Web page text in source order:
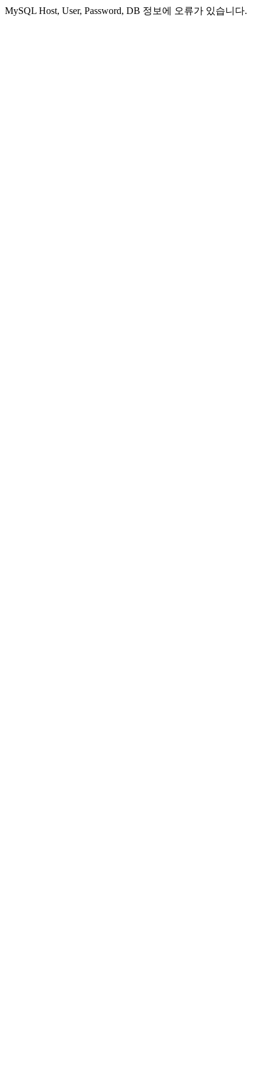
MySQL Host, User, Password, DB 정보에 오류가 있습니다.